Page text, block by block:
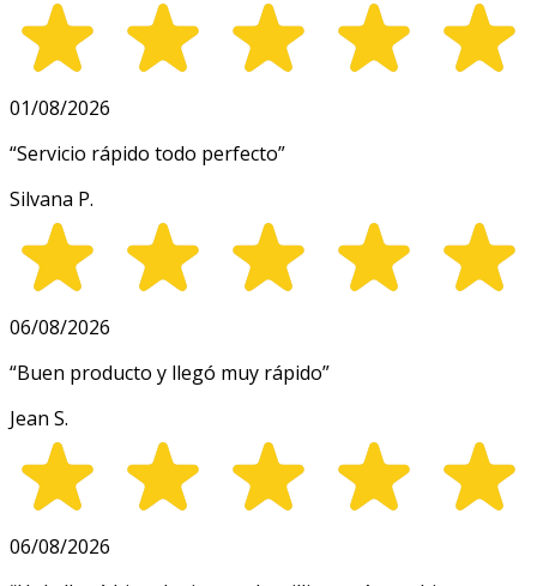
01/08/2026
“Servicio rápido todo perfecto”
Silvana P.
06/08/2026
“Buen producto y llegó muy rápido”
Jean S.
06/08/2026